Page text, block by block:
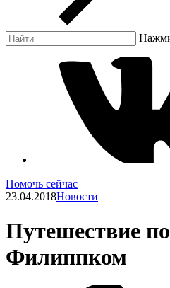
Помочь сейчас
23.04.2018Новости
Путешествие
Филиппком